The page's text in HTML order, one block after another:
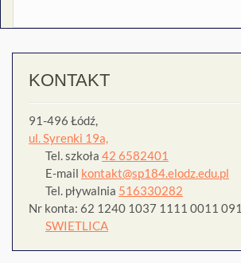
KONTAKT
91-496 Łódź,
ul. Syrenki 19a,
Tel. szkoła 42 6582401
E-mail kontakt@sp184.elodz.edu.pl
Tel. pływalnia 516330282
Nr konta: 62 1240 1037 1111 0011
SWIETLICA